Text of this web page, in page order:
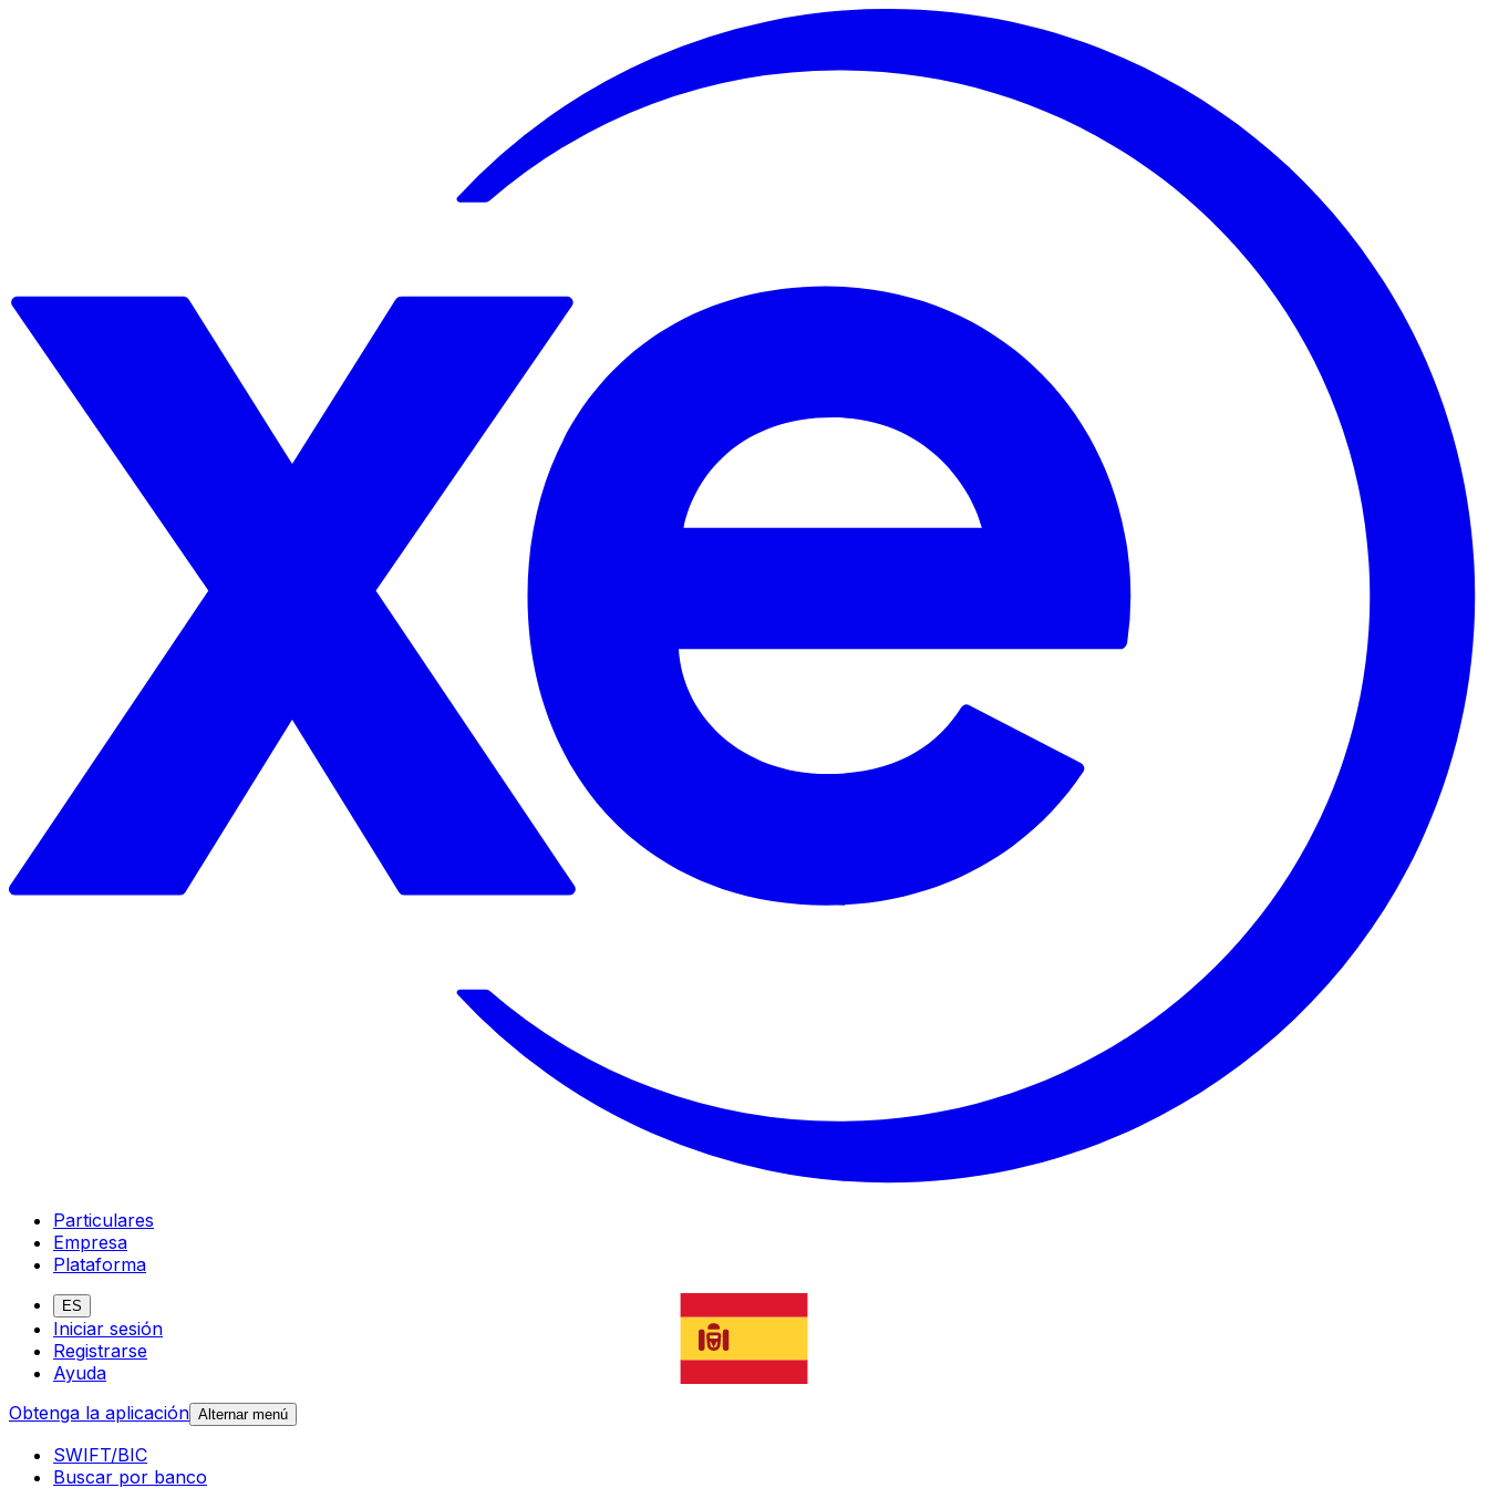
Particulares
Empresa
Plataforma
ES
Iniciar sesión
Registrarse
Ayuda
Obtenga la aplicación Alternar menú
SWIFT/BIC
Buscar por banco